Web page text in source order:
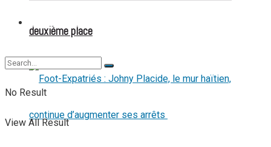
deuxième place
No Result
View All Result